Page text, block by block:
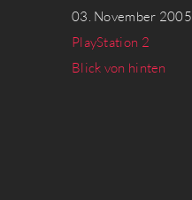
Firmen
03. November 2005
PlayStation 2
Blick von hinten